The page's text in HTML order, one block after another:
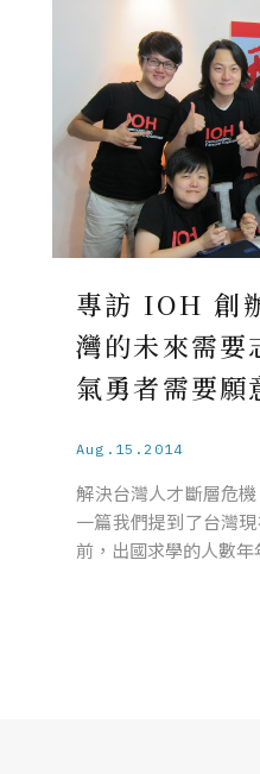
專訪 IOH 創
灣的未來需要
氣勇者需要願
Aug.15.2014
解決台灣人才斷層危
一篇我們提到了台灣
前，出國求學的人數